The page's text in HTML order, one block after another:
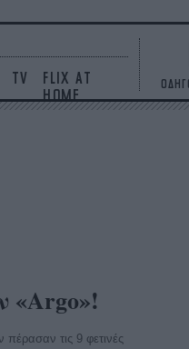
TV
FLIX AT
HOME
«Argo»!
πέρασαν τις 9 φετινές